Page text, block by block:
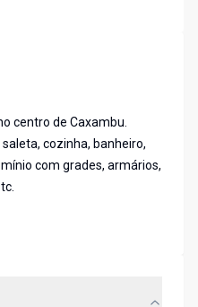
centro de Caxambu.
cozinha, banheiro,
com grades, armários,